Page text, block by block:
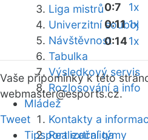
Liga mistrů
Univerzitní souboj
Návštěvnost
Tabulka
Výsledkový servis
Rozlosování a info
Mládež
Kontakty a
Realizační týmy
0:7
1x
0:11 1x
0:141x
Vaše připomínky k této
webmaster@esports.cz.
Tweet
Tipsport extraliga